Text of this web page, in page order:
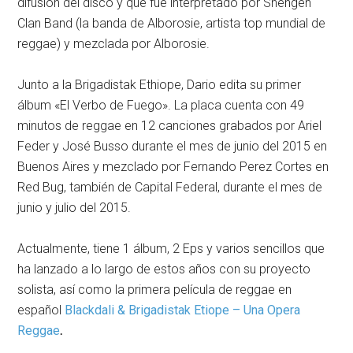
Clan Band (la banda de Alborosie, artista top mundial de
reggae) y mezclada por Alborosie.
Junto a la Brigadistak Ethiope, Dario edita su primer
álbum «El Verbo de Fuego». La placa cuenta con 49
minutos de reggae en 12 canciones grabados por Ariel
Feder y José Busso durante el mes de junio del 2015 en
Buenos Aires y mezclado por Fernando Perez Cortes en
Red Bug, también de Capital Federal, durante el mes de
junio y julio del 2015.
Actualmente, tiene 1 álbum, 2 Eps y varios sencillos que
ha lanzado a lo largo de estos años con su proyecto
solista, así como la primera película de reggae en
español Blackdali & Brigadistak Etiope – Una Opera
Reggae.